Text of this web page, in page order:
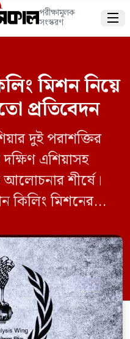
পরীক্ষামূলক
সংস্করণ 
মিশন নিয়ে
প্রতিবেদন
দুই পরাশক্তির
এশিয়াসহ
আলোচনার শীর্ষে।
কিলিং মিশনের
এক
ওয়াশিংটন
মাটিতে ভারতের
মিশন
প্রতিবেদনে […]